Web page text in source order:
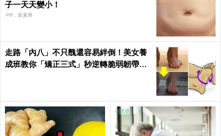
子一天天變小！
PR．新素簡
走路「內八」不只醜還容易絆倒！美女養
成班教你「矯正三式」秒逆轉脆弱韌帶肌